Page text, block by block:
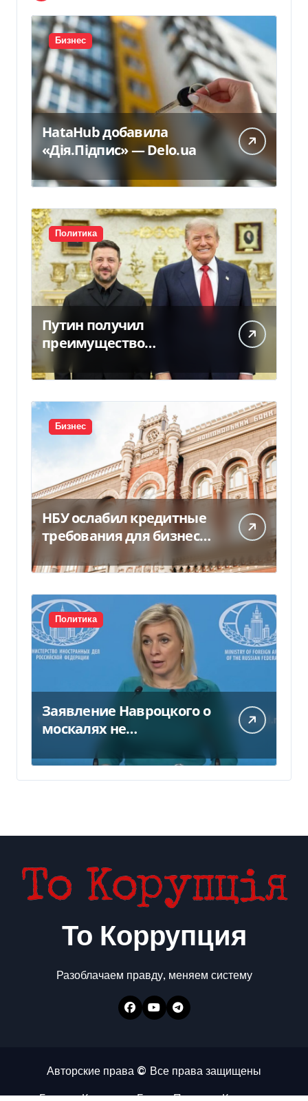
Бизнес
HataHub добавила
«Дія.Підпис» — Delo.ua
Политика
Путин получил
преимущество
благодаря действиям
США
Бизнес
НБУ ослабил кредитные
требования для бизнеса
и аграриев из-за атак РФ
Политика
Заявление Навроцкого о
москалях не
То Коррупция
Разоблачаем правду, меняем систему
Авторские права © Все права защищены